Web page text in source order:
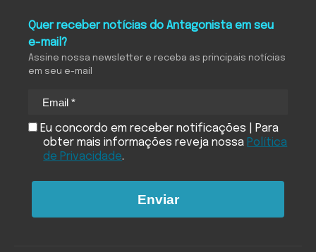
Quer receber notícias do Antagonista em seu
e-mail?
Assine nossa newsletter e receba as principais notícias
em seu e-mail
Eu concordo em receber notificações | Para
obter mais informações reveja nossa Política
de Privacidade.
Enviar